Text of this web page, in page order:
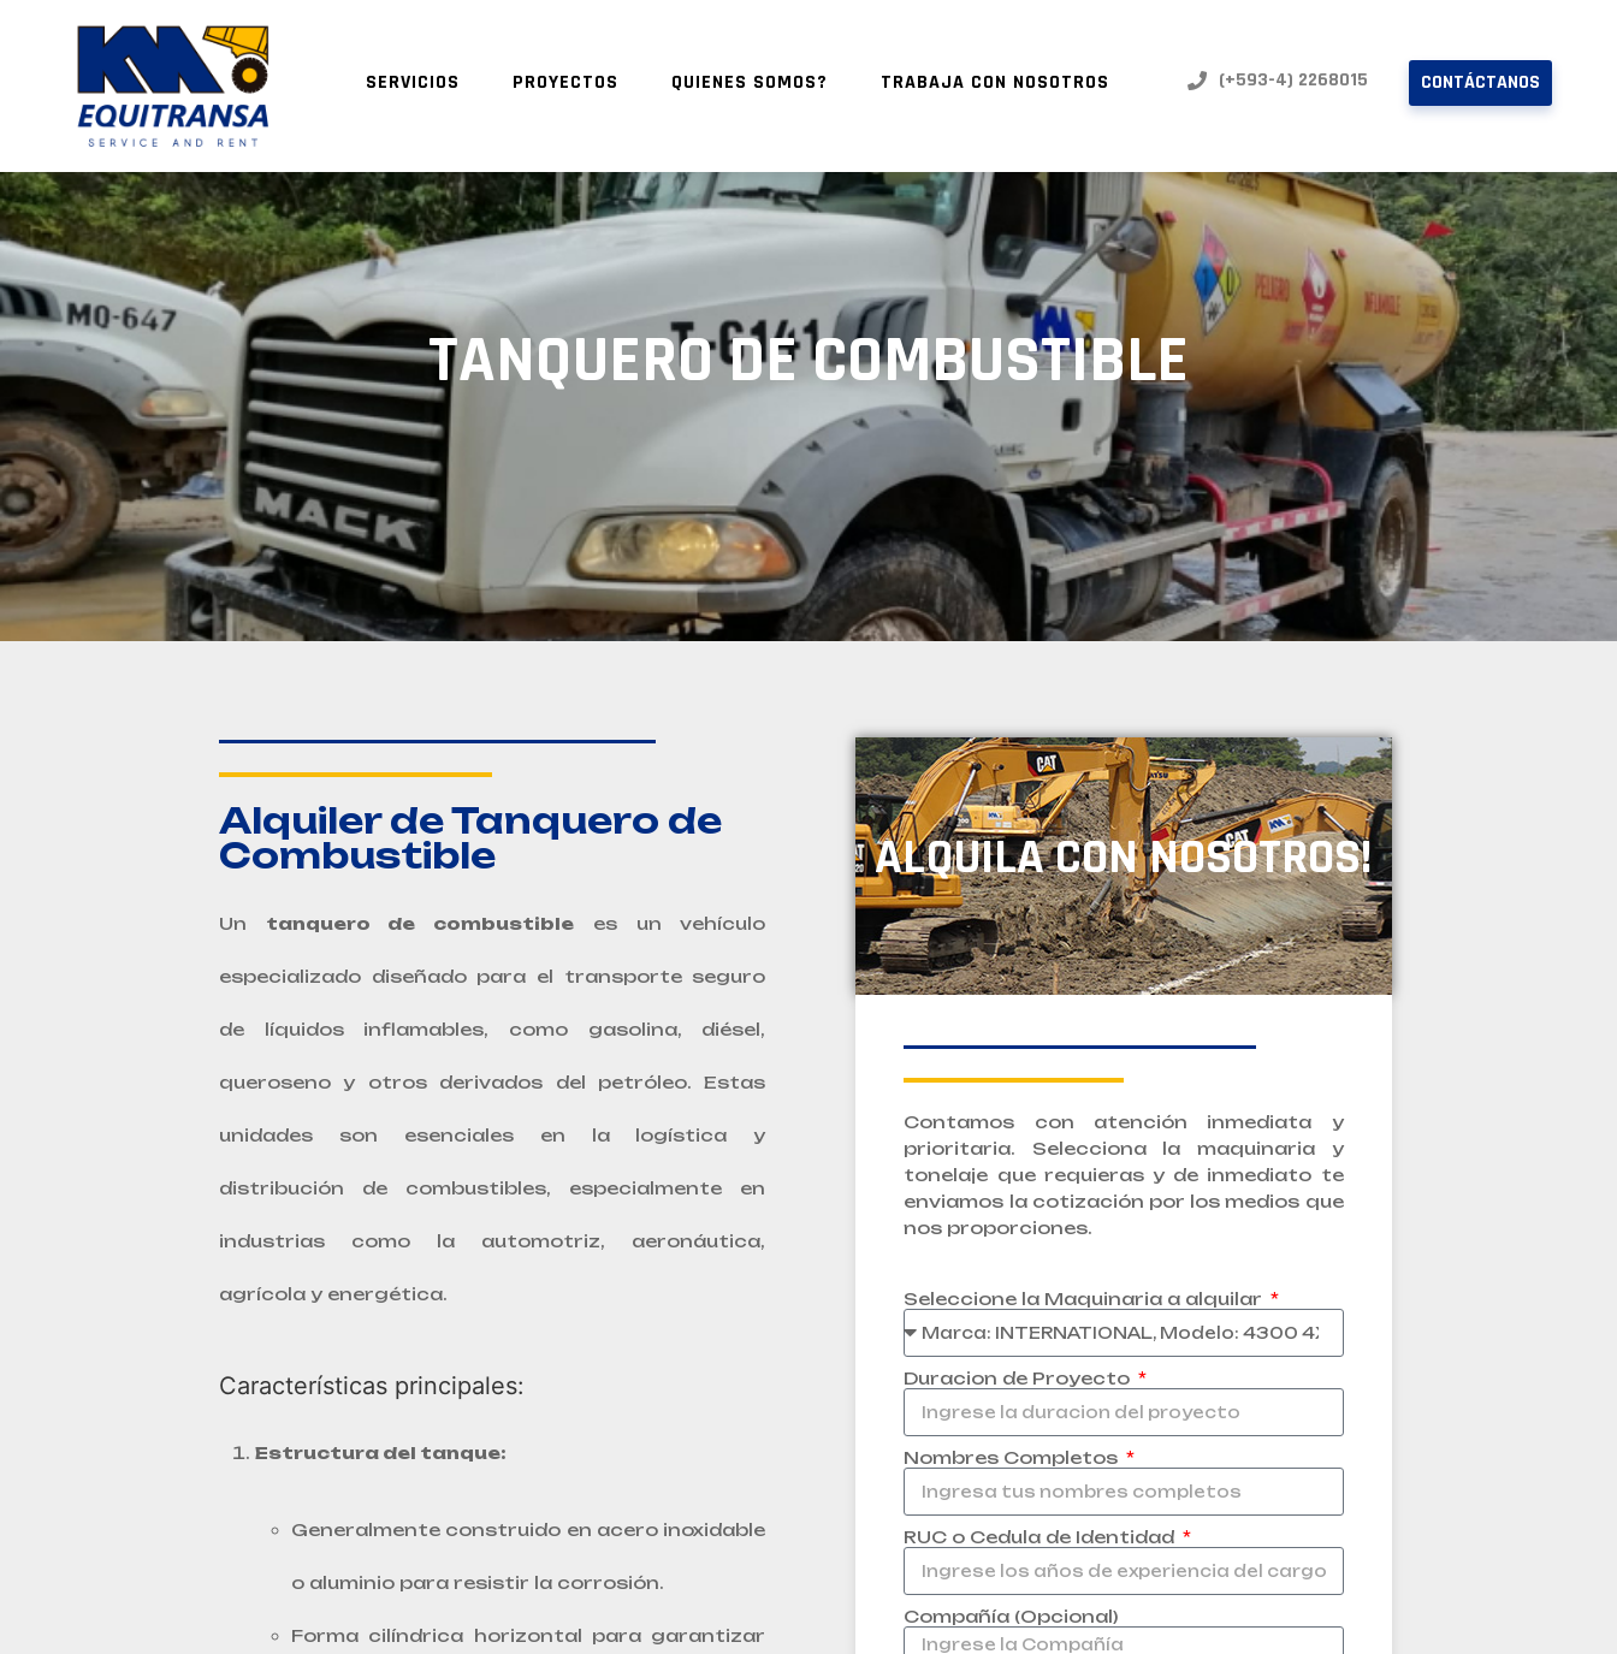
SERVICIOS PROYECTOS QUIENES SOMOS? TRABAJA CON NOSOTROS (+593-4) 2268015 CONTÁCTANOS
TANQUERO DE COMBUSTIBLE
Alquiler de Tanquero de
Combustible
Un tanquero de combustible es un vehículo
especializado diseñado para el transporte seguro
de líquidos inflamables, como gasolina, diésel,
queroseno y otros derivados del petróleo. Estas
unidades son esenciales en la logística y
distribución de combustibles, especialmente en
industrias como la automotriz, aeronáutica,
agrícola y energética.
Características principales:
Estructura del tanque:
Generalmente construido en acero inoxidable
o aluminio para resistir la corrosión.
Forma cilíndrica horizontal para garantizar
ALQUILA CON NOSOTROS!
Contamos con atención inmediata y
prioritaria. Selecciona la maquinaria y
tonelaje que requieras y de inmediato te
enviamos la cotización por los medios que
nos proporciones.
Seleccione la Maquinaria a alquilar
Duracion de Proyecto
Nombres Completos
RUC o Cedula de Identidad
Compañía (Opcional)